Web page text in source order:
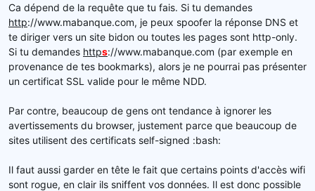
Ca dépend de la requête que tu fais. Si tu demandes
http://www.mabanque.com, je peux spoofer la réponse DNS et
te diriger vers un site bidon ou toutes les pages sont http-only.
Si tu demandes https://www.mabanque.com (par exemple en
provenance de tes bookmarks), alors je ne pourrai pas présenter
un certificat SSL valide pour le même NDD.
Par contre, beaucoup de gens ont tendance à ignorer les
avertissements du browser, justement parce que beaucoup de
sites utilisent des certificats self-signed :bash:
Il faut aussi garder en tête le fait que certains points d'accès wifi
sont rogue, en clair ils sniffent vos données. Il est donc possible